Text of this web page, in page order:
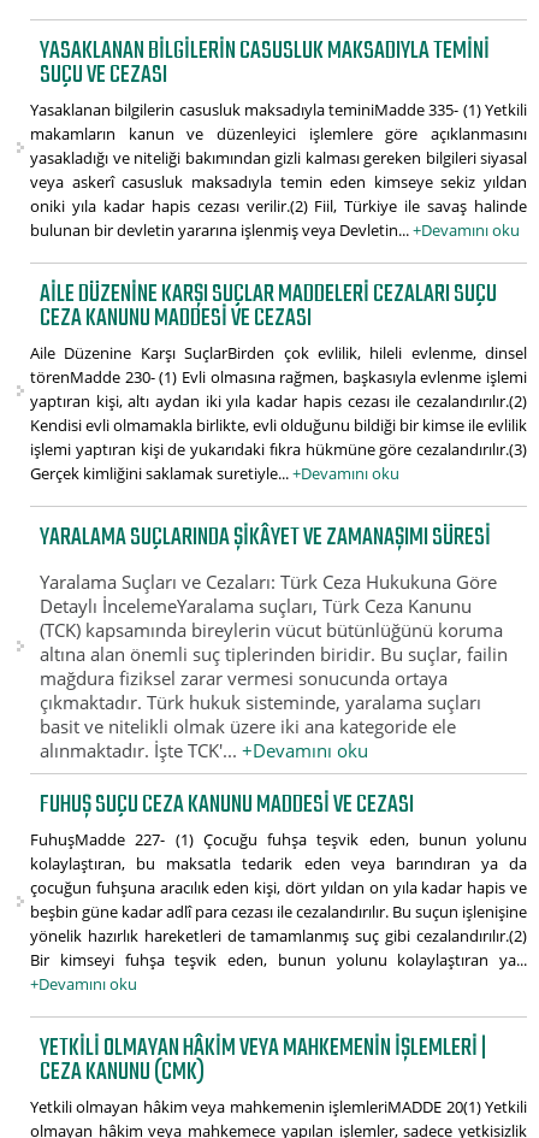
YASAKLANAN BILGILERIN CASUSLUK MAKSADIYLA TEMINI
SUÇU VE CEZASI
Yasaklanan bilgilerin casusluk maksadıyla teminiMadde 335- (1) Yetkili
makamların kanun ve düzenleyici işlemlere göre açıklanmasını
yasakladığı ve niteliği bakımından gizli kalması gereken bilgileri siyasal
veya askerî casusluk maksadıyla temin eden kimseye sekiz yıldan
oniki yıla kadar hapis cezası verilir.(2) Fiil, Türkiye ile savaş halinde
bulunan bir devletin yararına işlenmiş veya Devletin...+Devamını oku
AILE DÜZENINE KARŞI SUÇLAR MADDELERI CEZALARI SUÇU
CEZA KANUNU MADDESI VE CEZASI
Aile Düzenine Karşı SuçlarBirden çok evlilik, hileli evlenme, dinsel
törenMadde 230- (1) Evli olmasına rağmen, başkasıyla evlenme işlemi
yaptıran kişi, altı aydan iki yıla kadar hapis cezası ile cezalandırılır.(2)
Kendisi evli olmamakla birlikte, evli olduğunu bildiği bir kimse ile evlilik
işlemi yaptıran kişi de yukarıdaki fıkra hükmüne göre cezalandırılır.(3)
Gerçek kimliğini saklamak suretiyle...+Devamını oku
YARALAMA SUÇLARINDA ŞIKÂYET VE ZAMANAŞIMI SÜRESI
Yaralama Suçları ve Cezaları: Türk Ceza Hukukuna Göre
Detaylı İncelemeYaralama suçları, Türk Ceza Kanunu
(TCK) kapsamında bireylerin vücut bütünlüğünü koruma
altına alan önemli suç tiplerinden biridir. Bu suçlar, failin
mağdura fiziksel zarar vermesi sonucunda ortaya
çıkmaktadır. Türk hukuk sisteminde, yaralama suçları
basit ve nitelikli olmak üzere iki ana kategoride ele
alınmaktadır. İşte TCK'...+Devamını oku
FUHUŞ SUÇU CEZA KANUNU MADDESI VE CEZASI
FuhuşMadde 227- (1) Çocuğu fuhşa teşvik eden, bunun yolunu
kolaylaştıran, bu maksatla tedarik eden veya barındıran ya da
çocuğun fuhşuna aracılık eden kişi, dört yıldan on yıla kadar hapis ve
beşbin güne kadar adlî para cezası ile cezalandırılır. Bu suçun işlenişine
yönelik hazırlık hareketleri de tamamlanmış suç gibi cezalandırılır.(2)
Bir kimseyi fuhşa teşvik eden, bunun yolunu kolaylaştıran ya...
+Devamını oku
YETKILI OLMAYAN HÂKIM VEYA MAHKEMENIN IŞLEMLERI |
CEZA KANUNU (CMK)
Yetkili olmayan hâkim veya mahkemenin işlemleriMADDE 20(1) Yetkili
olmayan hâkim veya mahkemece yapılan işlemler, sadece yetkisizlik